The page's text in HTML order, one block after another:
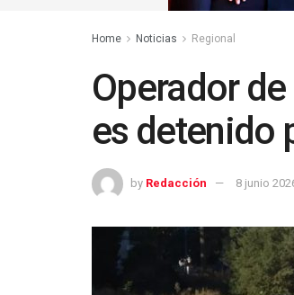
Home Noticias Regional
Operador
es detenido
by Redacción 8 junio